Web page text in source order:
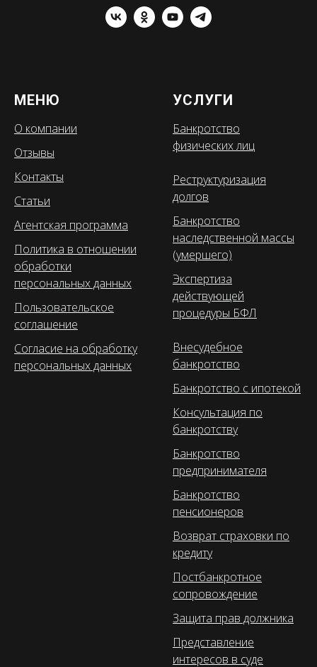
МЕНЮ
О компании
Отзывы
Контакты
Статьи
Агентская программа
Политика в отношении
обработки
персональных данных
Пользовательское
соглашение
Согласие на обработку
персональных данных
УСЛУГИ
Банкротство
физических лиц
Реструктуризация
долгов
Банкротство
наследственной массы
(умершего)
Экспертиза
действующей
процедуры БФЛ
Внесудебное
банкротство
Банкротство с ипотекой
Консультация по
банкротству
Банкротство
предпринимателя
Банкротство
пенсионеров
Возврат страховки по
кредиту
Постбанкротное
сопровождение
Защита прав должника
Представление
интересов в суде